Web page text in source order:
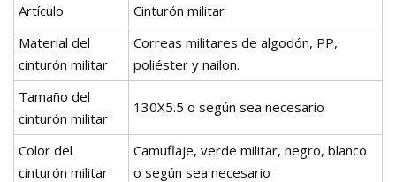
Artículo
Cinturón militar
Material del
cinturón militar
Correas militares de algodón, PP,
poliéster y nailon.
Tamaño del
cinturón militar
130X5.5 o según sea necesario
Color del
cinturón militar
Camuflaje, verde militar, negro, blanco
o según sea necesario